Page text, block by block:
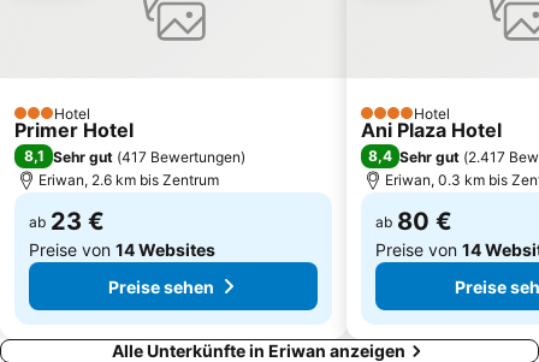
3 Sterne
Hotel
Primer Hotel
8,1 Sehr gut (417 Bewertungen)
Eriwan, 2.6 km bis Zentrum
ab 23 €
Preise von 14 Websites
Preise sehen
4 SterneHotel
Ani Plaza Hotel
8,4 Sehr gut (2.417
Eriwan, 0.3 km bis
ab 80 €
Preise von 14
Preise
Alle Unterkünfte in Eriwan anzeigen